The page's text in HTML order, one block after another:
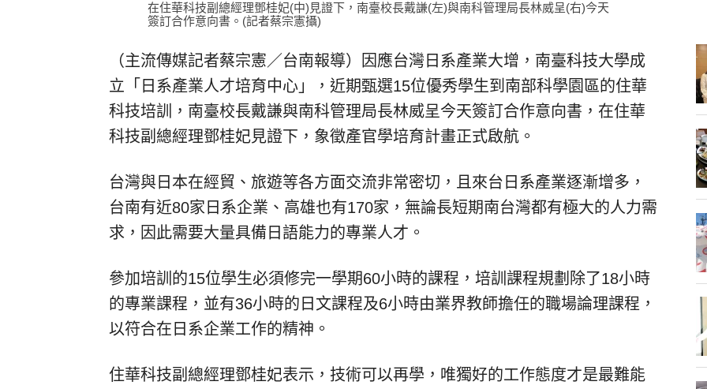
在住華科技副總經理鄧桂妃(中)見證下，南臺校長戴謙(左)與南科管理局長林威呈(右)今天
簽訂合作意向書。(記者蔡宗憲攝)
（主流傳媒記者蔡宗憲／台南報導）因應台灣日系產業大增，南臺科技大學成
立「日系產業人才培育中心」，近期甄選15位優秀學生到南部科學園區的住華
科技培訓，南臺校長戴謙與南科管理局長林威呈今天簽訂合作意向書，在住華
科技副總經理鄧桂妃見證下，象徵產官學培育計畫正式啟航。
台灣與日本在經貿、旅遊等各方面交流非常密切，且來台日系產業逐漸增多，
台南有近80家日系企業、高雄也有170家，無論長短期南台灣都有極大的人力需
求，因此需要大量具備日語能力的專業人才。
參加培訓的15位學生必須修完一學期60小時的課程，培訓課程規劃除了18小時
的專業課程，並有36小時的日文課程及6小時由業界教師擔任的職場論理課程，
以符合在日系企業工作的精神。
住華科技副總經理鄧桂妃表示，技術可以再學，唯獨好的工作態度才是最難能